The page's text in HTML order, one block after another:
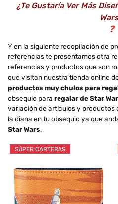
¿Te Gustaría Ver Más
❓
Y en la siguiente recopilación de
referencias te presentamos otra
referencias y productos que son
que visitan nuestra tienda online de
productos muy chulos para
obsequio para regalar de Star
variación de artículos y productos
la diana en tu obsequio ya que
Star Wars.
SÚPER CARTERAS